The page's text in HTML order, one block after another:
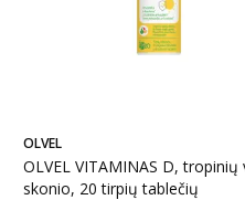
OLVEL
OLVEL VITAMINAS D, tropinių
skonio, 20 tirpių tablečių